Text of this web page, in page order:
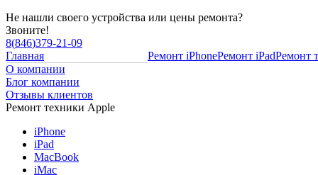
Не нашли своего устройства или цены ремонта?
Звоните!
8(846)379-21-09
Главная
О компании
Блог компании
Отзывы клиентов
Ремонт iPhoneРемонт iPadРемонт
Ремонт техники Apple
iPhone
iPad
MacBook
iMac